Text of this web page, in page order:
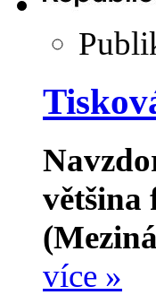
většina
více »